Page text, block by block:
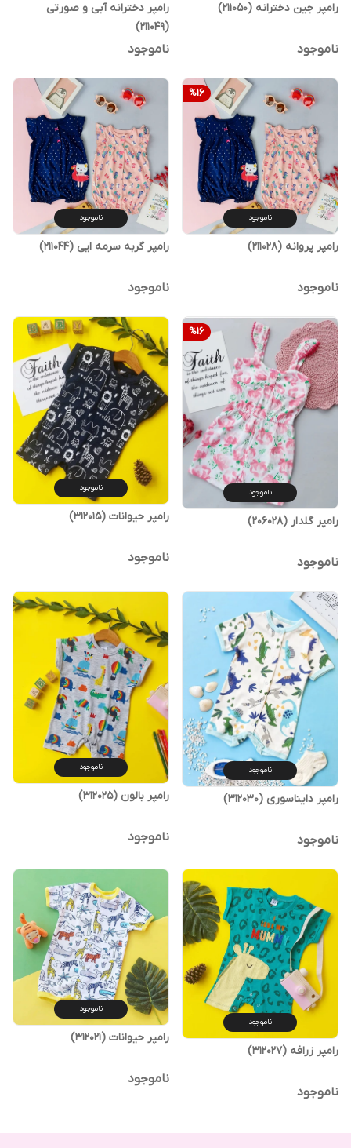
رامپر جین دخترانه (211050)
ناموجود
رامپر دخترانه آبی و صورتی
(211049)
ناموجود
%16
ناموجود
رامپر پروانه (211028)
ناموجود
ناموجود
رامپر گربه سرمه ایی (211044)
ناموجود
%16
ناموجود
رامپر گلدار (206028)
ناموجود
ناموجود
رامپر حیوانات (312015)
ناموجود
ناموجود
رامپر دایناسوری (312030)
ناموجود
ناموجود
رامپر بالون (312025)
ناموجود
ناموجود
رامپر زرافه (312027)
ناموجود
ناموجود
رامپر حیوانات (312021)
ناموجود